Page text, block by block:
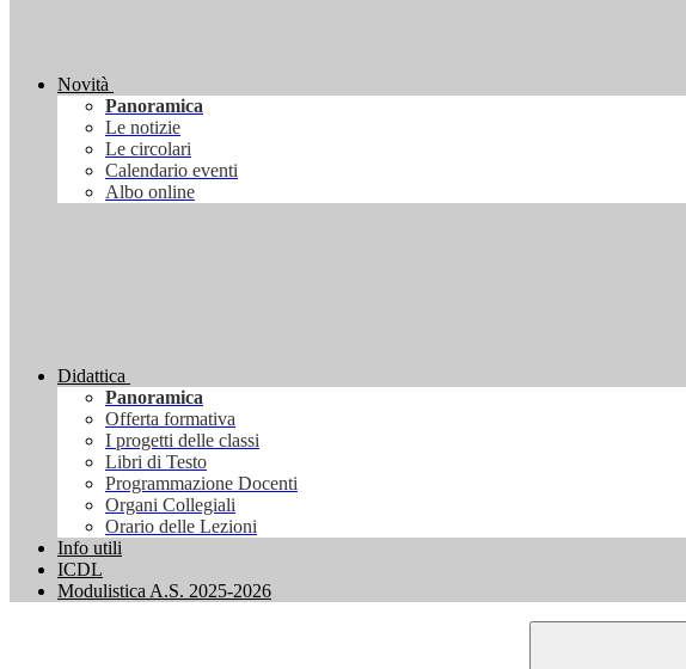
Novità
Panoramica
Le notizie
Le circolari
Calendario eventi
Albo online
Didattica
Panoramica
Offerta formativa
I progetti delle classi
Libri di Testo
Programmazione Docenti
Organi Collegiali
Orario delle Lezioni
Info utili
ICDL
Modulistica A.S. 2025-2026